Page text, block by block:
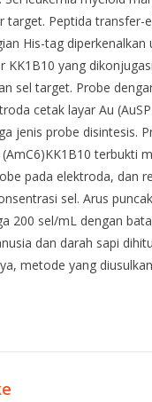
target. Peptida transfer-
His-tag
KK1B10 yang
sel target. Probe
cetak layar Au
jenis probe disintesis.
(AmC6)KK1B10 terbukti
pada elektroda, dan
sel. Arus
200 sel/mL dengan
dan darah sapi
metode yang